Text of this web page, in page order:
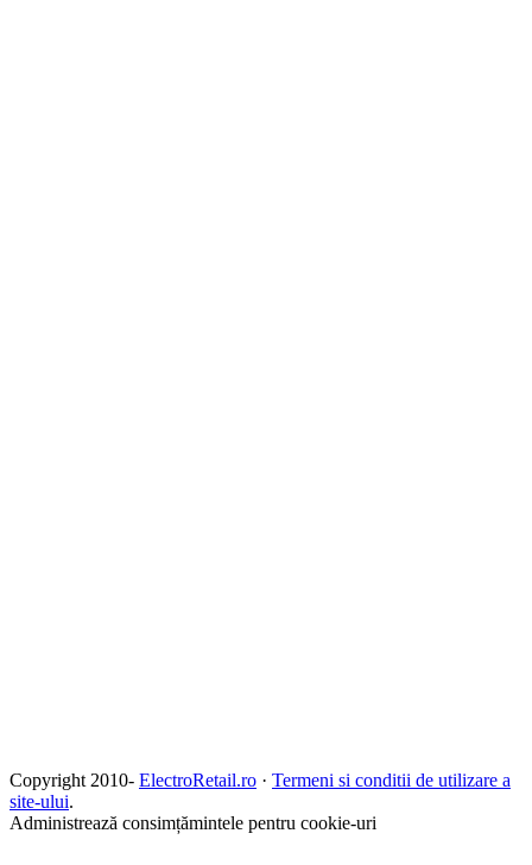
Copyright 2010- ElectroRetail.ro · Termeni si conditii de utilizare a
site-ului.
Administrează consimțămintele pentru cookie-uri